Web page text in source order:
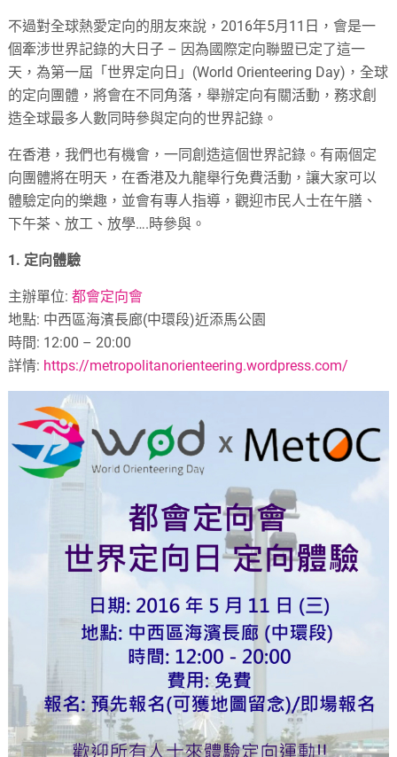
不過對全球熱愛定向的朋友來說， 2016年5月 11 日，會是一
個牽涉世界記錄的大日子 – 因為國際定向聯盟已定了這一
天，為第一屆「世界定向日」 (World Orienteering Day) ，全球
的定向團體，將會在不同角落，舉辦定向有關活動，務求創
造全球最多人數同時參與定向的世界記錄。
在香港，我們也有機會，一同創造這個世界記錄。有兩個定
向團體將在明天，在香港及九龍舉行免費活動，讓大家可以
體驗定向的樂趣，並會有專人指導，觀迎市民人士在午膳、
下午茶、放工、放學….時參與。
1. 定向體驗
主辦單位:都會定向會
地點: 中西區海濱長廊(中環段)近添馬公園
時間: 12:00 – 20:00
詳情: https://metropolitanorienteering.wordpress.com/